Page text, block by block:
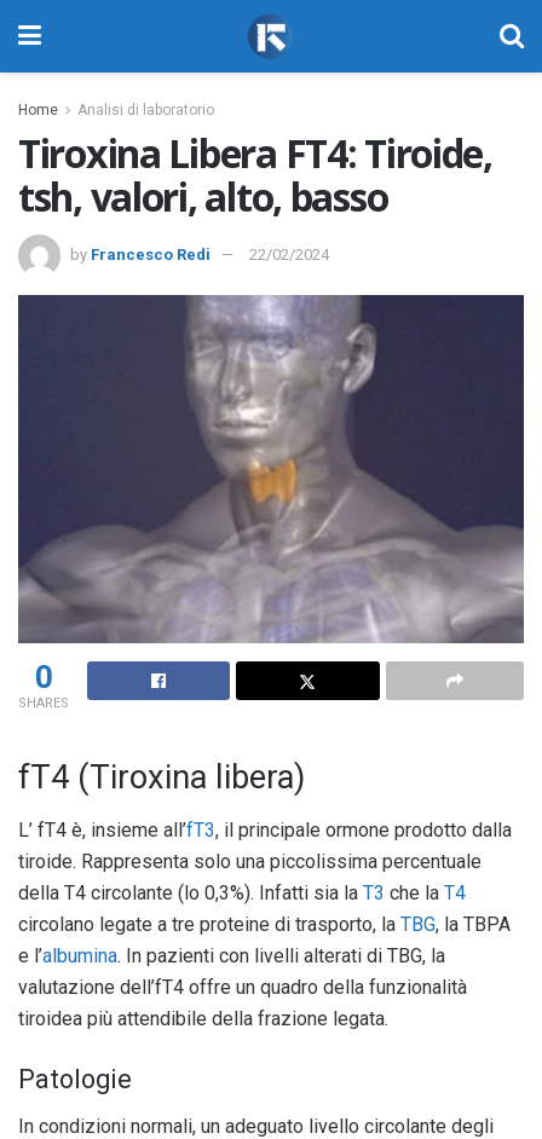
Home Analisi di laboratorio
Tiroxina Libera FT4: Tiroide,
tsh, valori, alto, basso
by Francesco Redi 22/02/2024
0
SHARES
fT4 (Tiroxina libera)
L’ fT4 è, insieme all’fT3, il principale ormone prodotto dalla
tiroide. Rappresenta solo una piccolissima percentuale
della T4 circolante (lo 0,3%). Infatti sia la T3 che la T4
circolano legate a tre proteine di trasporto, la TBG, la TBPA
e l’albumina. In pazienti con livelli alterati di TBG, la
valutazione dell’fT4 offre un quadro della funzionalità
tiroidea più attendibile della frazione legata.
Patologie
In condizioni normali, un adeguato livello circolante degli